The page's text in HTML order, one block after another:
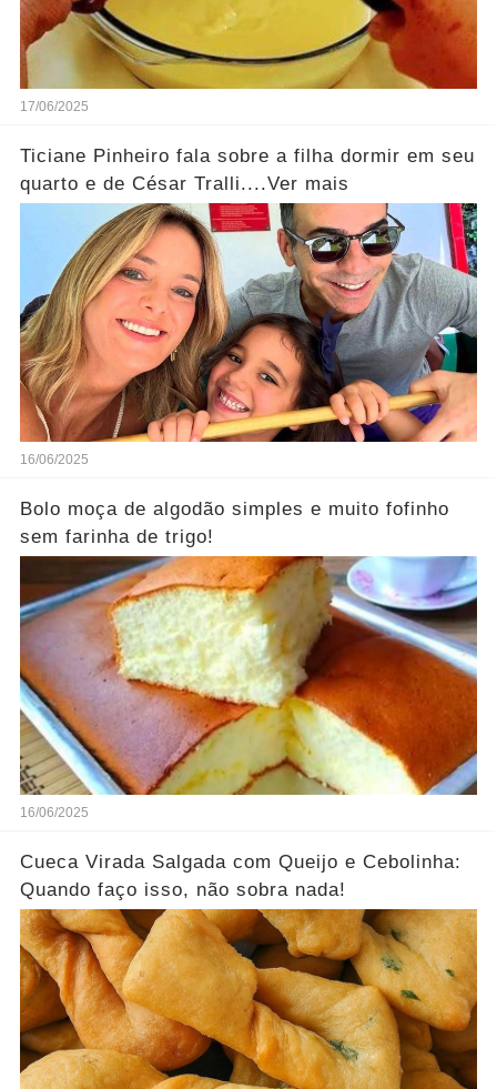
17/06/2025
Ticiane Pinheiro fala sobre a filha dormir em seu
quarto e de César Tralli....Ver mais
16/06/2025
Bolo moça de algodão simples e muito fofinho
sem farinha de trigo!
16/06/2025
Cueca Virada Salgada com Queijo e Cebolinha:
Quando faço isso, não sobra nada!